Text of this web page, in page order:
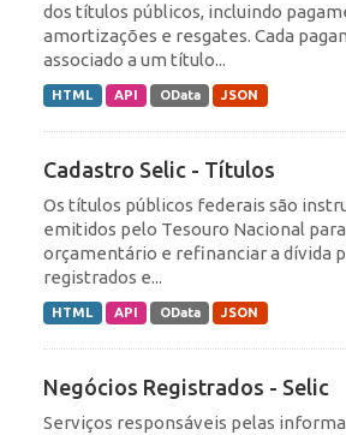
dos títulos públicos, incluindo
amortizações e resgates. Cada
associado a um título...
HTML API OData JSON
Cadastro Selic - Títulos
Os títulos públicos federais são
emitidos pelo Tesouro Nacional
orçamentário e refinanciar a dívida
registrados e...
HTML API OData JSON
Negócios Registrados - Selic
Serviços responsáveis pelas